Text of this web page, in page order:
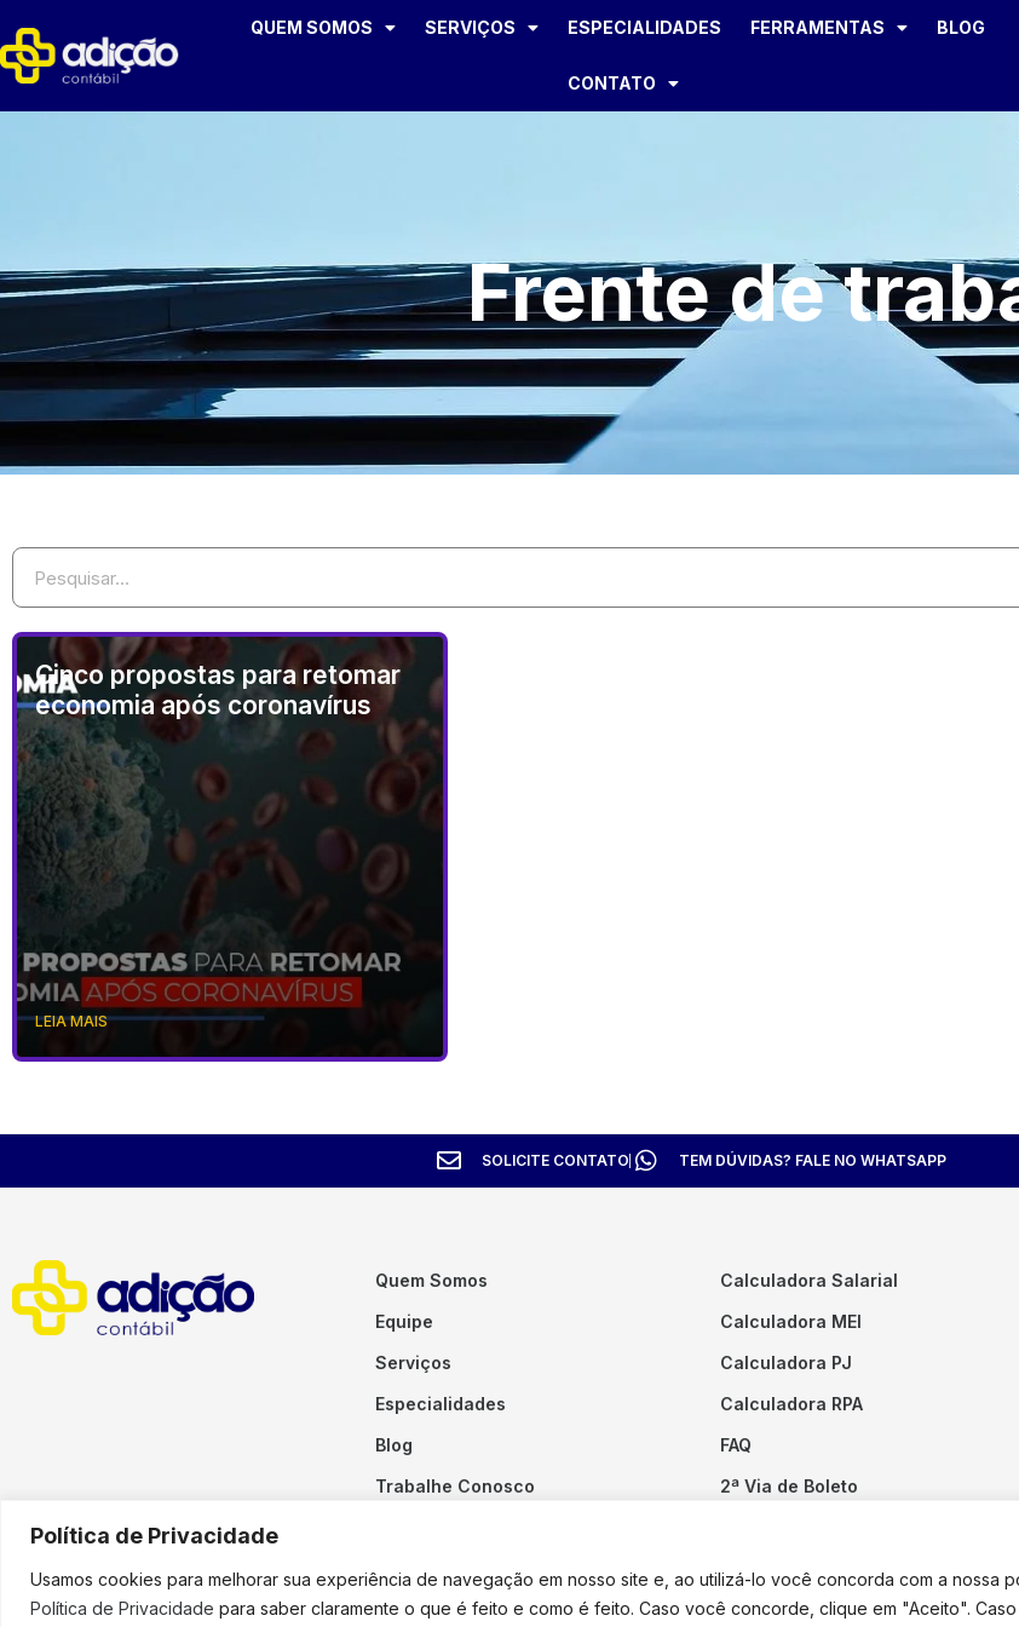
Política de Privacidade
Usamos cookies para melhorar sua experiência de navegação em nosso site e, ao utilizá-lo você concorda com a nossa
Política de Privacidade para saber claramente o que é feito e como é feito. Caso você concorde, clique em "Aceito".
QUEM SOMOS SERVIÇOS ESPECIALIDADES FERRAMENTAS BLOG
CONTATO
Frente de
Cinco propostas para retomar
economia após coronavírus
LEIA MAIS
SOLICITE CONTATO TEM DÚVIDAS? FALE NO WHATSAPP
Quem Somos
Equipe
Serviços
Especialidades
Blog
Trabalhe Conosco
Calculadora Salarial
Calculadora MEI
Calculadora PJ
Calculadora RPA
FAQ
2ª Via de Boleto